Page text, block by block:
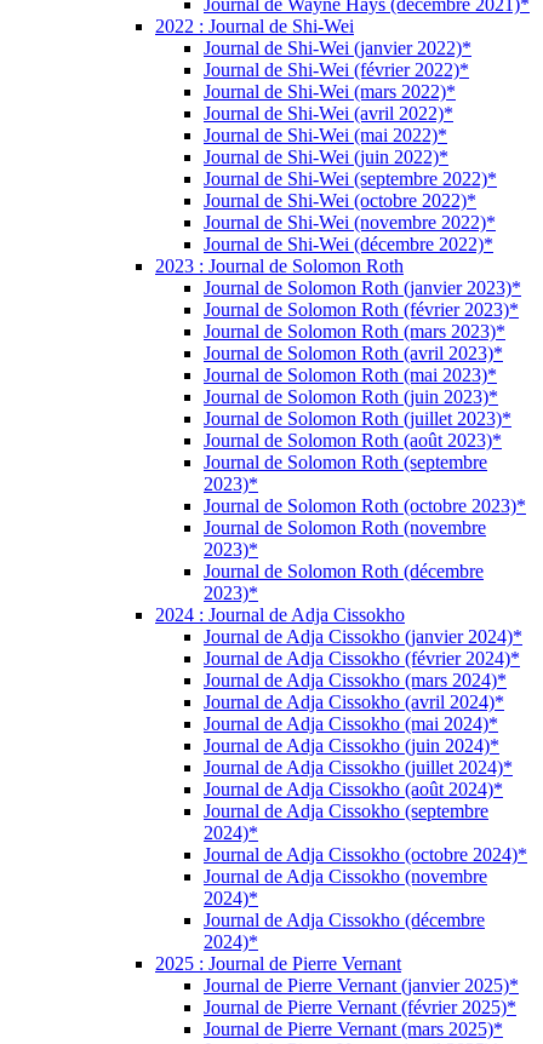
Journal de Wayne Hays (décembre 2021)*
2022 : Journal de Shi-Wei
Journal de Shi-Wei (janvier 2022)*
Journal de Shi-Wei (février 2022)*
Journal de Shi-Wei (mars 2022)*
Journal de Shi-Wei (avril 2022)*
Journal de Shi-Wei (mai 2022)*
Journal de Shi-Wei (juin 2022)*
Journal de Shi-Wei (septembre 2022)*
Journal de Shi-Wei (octobre 2022)*
Journal de Shi-Wei (novembre 2022)*
Journal de Shi-Wei (décembre 2022)*
2023 : Journal de Solomon Roth
Journal de Solomon Roth (janvier 2023)*
Journal de Solomon Roth (février 2023)*
Journal de Solomon Roth (mars 2023)*
Journal de Solomon Roth (avril 2023)*
Journal de Solomon Roth (mai 2023)*
Journal de Solomon Roth (juin 2023)*
Journal de Solomon Roth (juillet 2023)*
Journal de Solomon Roth (août 2023)*
Journal de Solomon Roth (septembre
2023)*
Journal de Solomon Roth (octobre 2023)*
Journal de Solomon Roth (novembre
2023)*
Journal de Solomon Roth (décembre
2023)*
2024 : Journal de Adja Cissokho
Journal de Adja Cissokho (janvier 2024)*
Journal de Adja Cissokho (février 2024)*
Journal de Adja Cissokho (mars 2024)*
Journal de Adja Cissokho (avril 2024)*
Journal de Adja Cissokho (mai 2024)*
Journal de Adja Cissokho (juin 2024)*
Journal de Adja Cissokho (juillet 2024)*
Journal de Adja Cissokho (août 2024)*
Journal de Adja Cissokho (septembre
2024)*
Journal de Adja Cissokho (octobre 2024)*
Journal de Adja Cissokho (novembre
2024)*
Journal de Adja Cissokho (décembre
2024)*
2025 : Journal de Pierre Vernant
Journal de Pierre Vernant (janvier 2025)*
Journal de Pierre Vernant (février 2025)*
Journal de Pierre Vernant (mars 2025)*